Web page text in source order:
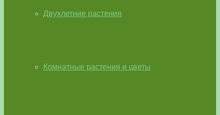
Двухлетние растения
Комнатные растения и цветы